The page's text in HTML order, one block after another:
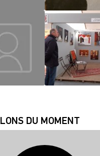
CHRISLAINE
DU MOMENT